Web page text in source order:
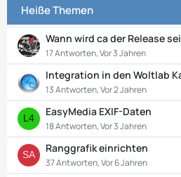
Heiße Themen
Wann wird ca der Release
17 Antworten, Vor 3 Jahren
Integration in den Woltlab
13 Antworten, Vor 2 Jahren
EasyMedia EXIF-Daten
18 Antworten, Vor 3 Jahren
Ranggrafik einrichten
37 Antworten, Vor 6 Jahren